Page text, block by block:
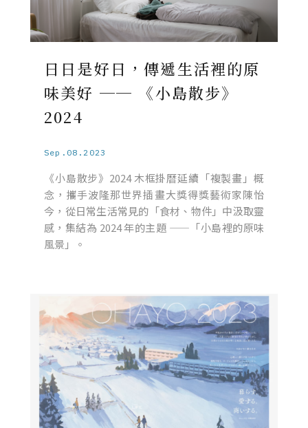
日日是好日，傳遞生活裡的原
味美好 ── 《小島散步》
2024
Sep.08.2023
《小島散步》2024 木框掛曆延續「複製畫」概
念，攜手波隆那世界插畫大獎得獎藝術家陳怡
今，從日常生活常見的「食材、物件」中汲取靈
感，集結為 2024 年的主題 ——「小島裡的原味
風景」。